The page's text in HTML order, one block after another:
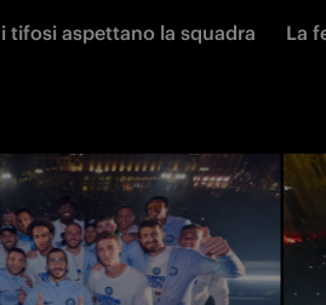
tifosi aspettano la squadra La